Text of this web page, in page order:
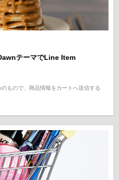
テーマでLine Item
もので、商品情報をカートへ送信する